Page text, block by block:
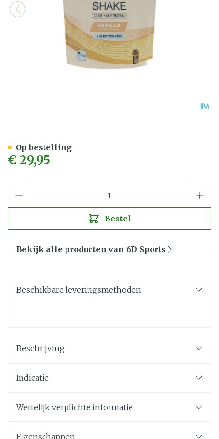
€ 29,95
Bestel
Op bestelling
Bekijk alle producten van 6D Sports
Beschikbare leveringsmethoden
Beschrijving
Indicatie
Wettelijk verplichte informatie
Eigenschappen